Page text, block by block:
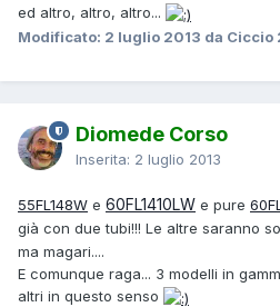
ed altro, altro, altro...
Modificato: 2 luglio 2013 da Ciccio
Diomede Corso
Inserita: 2 luglio 2013
55FL148W e 60FL1410LW e pure
già con due tubi!!! Le altre saranno
ma magari....
E comunque raga... 3 modelli in
altri in questo senso